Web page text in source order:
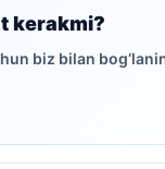
kerakmi?
biz bilan